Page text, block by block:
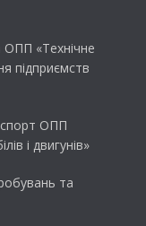
ОПП «Технічне
підприємств
ОПП
і двигунів»
та